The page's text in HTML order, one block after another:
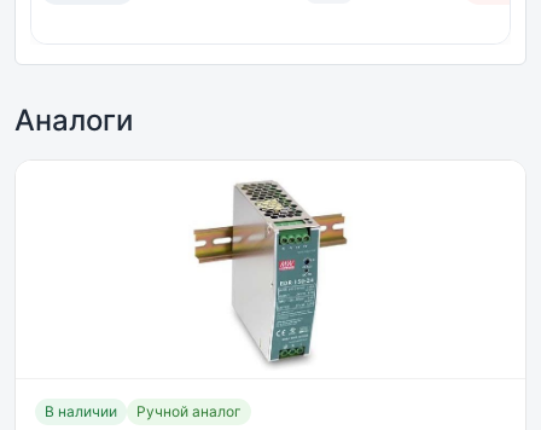
Аналоги
В наличии Ручной аналог